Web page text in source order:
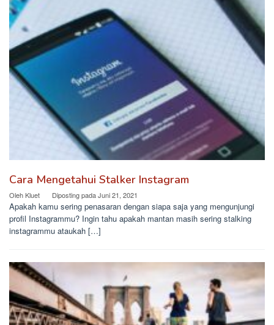
Cara Mengetahui Stalker Instagram
Oleh Kluet Diposting padaJuni 21, 2021
Apakah kamu sering penasaran dengan siapa saja yang mengunjungi
profil Instagrammu? Ingin tahu apakah mantan masih sering stalking
instagrammu ataukah […]